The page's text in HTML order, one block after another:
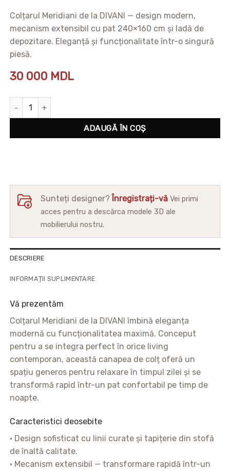
Colțarul Meridiani de la DIVANI — design modern,
mecanism extensibil cu pat 240×160 cm și ladă de
depozitare. Eleganță și funcționalitate într-o singură
piesă.
30 000 MDL
Cantitate Colțar Meridiani
ADAUGĂ ÎN COȘ
Sunteți designer?Înregistrați-vă Vei primi
acces pentru a descărca modele 3D ale
mobilierului nostru.
DESCRIERE
INFORMAȚII SUPLIMENTARE
Vă prezentăm
Colțarul Meridiani de la DIVANI îmbină eleganța
modernă cu funcționalitatea maximă. Conceput
pentru a se integra perfect în orice living
contemporan, această canapea de colț oferă un
spațiu generos pentru relaxare în timpul zilei și se
transformă rapid într-un pat confortabil pe timp de
noapte.
Caracteristici deosebite
• Design sofisticat cu linii curate și tapițerie din stofă
de înaltă calitate.
• Mecanism extensibil — transformare rapidă într-un